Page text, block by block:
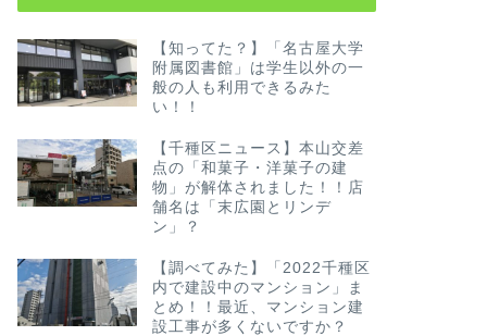
【知ってた？】「名古屋大学
附属図書館」は学生以外の一
般の人も利用できるみた
い！！
【千種区ニュース】本山交差
点の「和菓子・洋菓子の建
物」が解体されました！！店
舗名は「末広園とリンデ
ン」？
【調べてみた】「2022千種区
内で建設中のマンション」ま
とめ！！最近、マンション建
設工事が多くないですか？